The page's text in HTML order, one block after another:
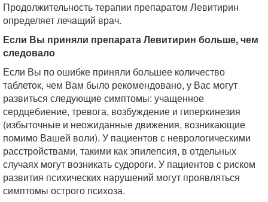
Продолжительность терапии препаратом Левитирин
определяет лечащий врач.
Если Вы приняли препарата Левитирин больше, чем
следовало
Если Вы по ошибке приняли большее количество
таблеток, чем Вам было рекомендовано, у Вас могут
развиться следующие симптомы: учащенное
сердцебиение, тревога, возбуждение и гиперкинезия
(избыточные и неожиданные движения, возникающие
помимо Вашей воли). У пациентов с неврологическими
расстройствами, такими как эпилепсия, в отдельных
случаях могут возникать судороги. У пациентов с риском
развития психических нарушений могут проявляться
симптомы острого психоза.